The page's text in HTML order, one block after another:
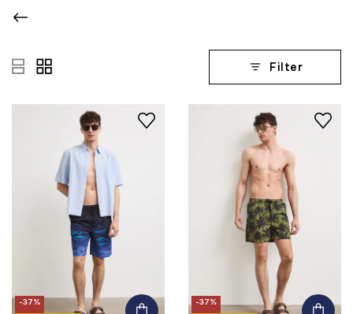
Filter
-37%
-37%